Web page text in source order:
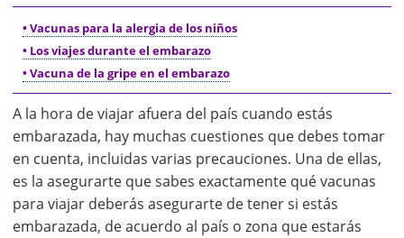
• Vacunas para la alergia de los niños
• Los viajes durante el embarazo
• Vacuna de la gripe en el embarazo
A la hora de viajar afuera del país cuando estás
embarazada, hay muchas cuestiones que debes tomar
en cuenta, incluidas varias precauciones. Una de ellas,
es la asegurarte que sabes exactamente qué vacunas
para viajar deberás asegurarte de tener si estás
embarazada, de acuerdo al país o zona que estarás